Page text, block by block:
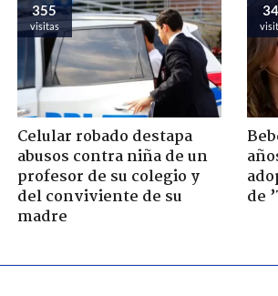
355
visitas
Celular robado destapa
abusos contra niña de un
profesor de su colegio y
del conviviente de su
madre
de